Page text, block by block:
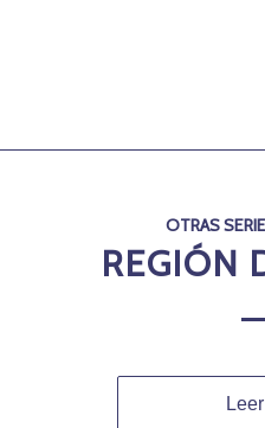
OTRAS
REGIÓN